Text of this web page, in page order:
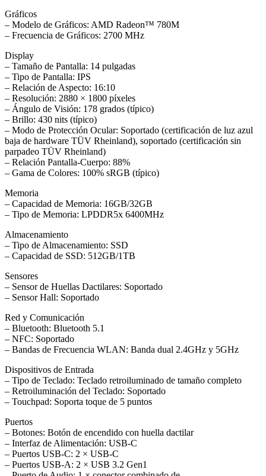
Gráficos
– Modelo de Gráficos: AMD Radeon™ 780M
– Frecuencia de Gráficos: 2700 MHz
Display
– Tamaño de Pantalla: 14 pulgadas
– Tipo de Pantalla: IPS
– Relación de Aspecto: 16:10
– Resolución: 2880 × 1800 píxeles
– Ángulo de Visión: 178 grados (típico)
– Brillo: 430 nits (típico)
– Modo de Protección Ocular: Soportado (certificación de luz azul
baja de hardware TÜV Rheinland), soportado (certificación sin
parpadeo TÜV Rheinland)
– Relación Pantalla-Cuerpo: 88%
– Gama de Colores: 100% sRGB (típico)
Memoria
– Capacidad de Memoria: 16GB/32GB
– Tipo de Memoria: LPDDR5x 6400MHz
Almacenamiento
– Tipo de Almacenamiento: SSD
– Capacidad de SSD: 512GB/1TB
Sensores
– Sensor de Huellas Dactilares: Soportado
– Sensor Hall: Soportado
Red y Comunicación
– Bluetooth: Bluetooth 5.1
– NFC: Soportado
– Bandas de Frecuencia WLAN: Banda dual 2.4GHz y 5GHz
Dispositivos de Entrada
– Tipo de Teclado: Teclado retroiluminado de tamaño completo
– Retroiluminación del Teclado: Soportado
– Touchpad: Soporta toque de 5 puntos
Puertos
– Botones: Botón de encendido con huella dactilar
– Interfaz de Alimentación: USB-C
– Puertos USB-C: 2 × USB-C
– Puertos USB-A: 2 × USB 3.2 Gen1